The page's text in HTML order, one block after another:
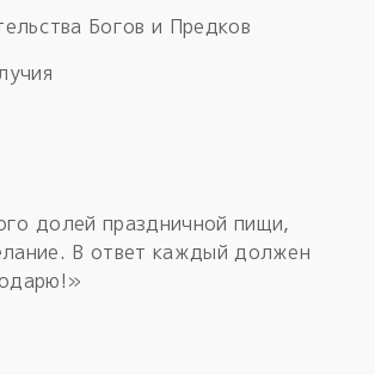
Богов и Предков
долей праздничной пищи,
В ответ каждый должен